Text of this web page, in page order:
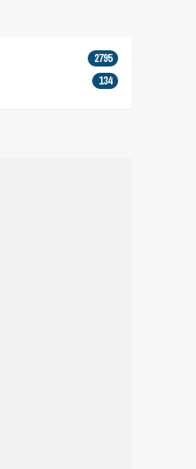
2795
134